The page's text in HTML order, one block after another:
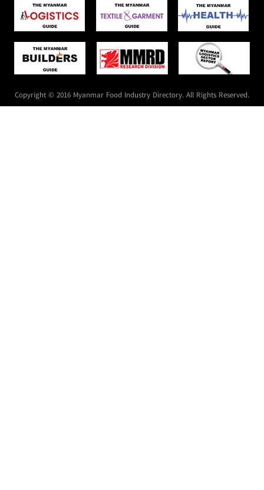
Copyright © 2016 Myanmar Food Industry Directory. All Rights Reserved.